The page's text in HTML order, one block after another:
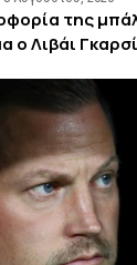
της
ο Λιβάι